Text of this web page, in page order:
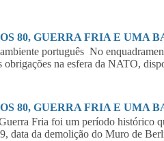
80, GUERRA FRIA E UMA
português No
obrigações na esfera da NATO,
80, GUERRA FRIA E UMA
Fria foi um período histórico
data da demolição do Muro de